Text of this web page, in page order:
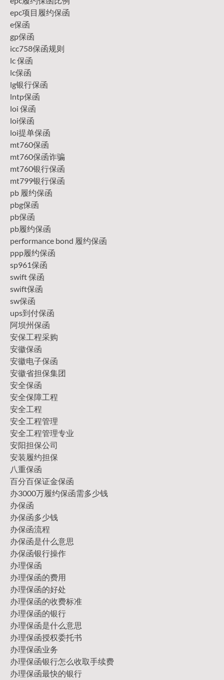
epc项目履约保函
e保函
gp保函
icc758保函规则
lc 保函
lc保函
lg银行保函
lntp保函
loi 保函
loi保函
loi提单保函
mt760保函
mt760保函诈骗
mt760银行保函
mt799银行保函
pb 履约保函
pbg保函
pb保函
pb履约保函
performance bond 履约保函
ppp履约保函
sp961保函
swift 保函
swift保函
sw保函
ups到付保函
阿坝州保函
安保工程采购
安徽保函
安徽电子保函
安徽省担保集团
安全保函
安全保障工程
安全工程
安全工程管理
安全工程管理专业
安阳担保公司
安装履约担保
八重保函
百分百保证金保函
办3000万履约保函需多少钱
办保函
办保函多少钱
办保函流程
办保函是什么意思
办保函银行操作
办理保函
办理保函的费用
办理保函的好处
办理保函的收费标准
办理保函的银行
办理保函是什么意思
办理保函授权委托书
办理保函业务
办理保函银行怎么收取手续费
办理保函最快的银行